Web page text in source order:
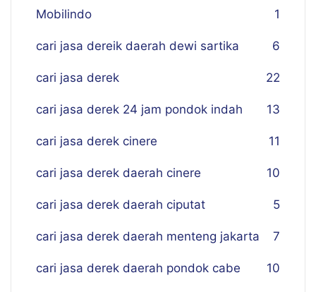
Mobilindo 1
cari jasa dereik daerah dewi sartika 6
cari jasa derek 22
cari jasa derek 24 jam pondok indah 13
cari jasa derek cinere 11
cari jasa derek daerah cinere 10
cari jasa derek daerah ciputat 5
cari jasa derek daerah menteng jakarta 7
cari jasa derek daerah pondok cabe 10